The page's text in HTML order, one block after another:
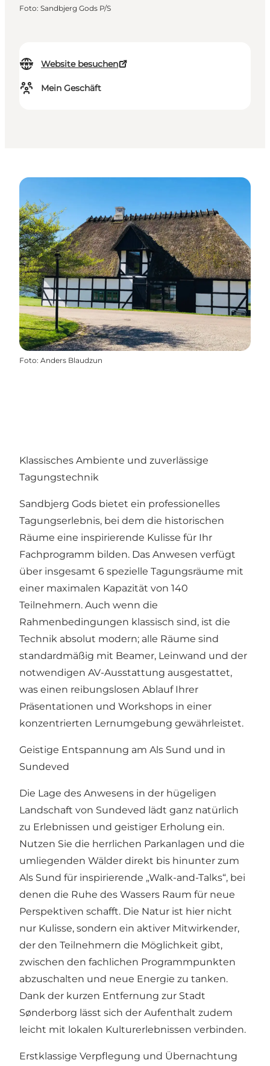
Website besuchen
Mein Geschäft
Foto: Sandbjerg Gods P/S
Foto: Anders Blaudzun
Klassisches Ambiente und zuverlässige
Tagungstechnik
Sandbjerg Gods bietet ein professionelles
Tagungserlebnis, bei dem die historischen
Räume eine inspirierende Kulisse für Ihr
Fachprogramm bilden. Das Anwesen verfügt
über insgesamt 6 spezielle Tagungsräume mit
einer maximalen Kapazität von 140
Teilnehmern. Auch wenn die
Rahmenbedingungen klassisch sind, ist die
Technik absolut modern; alle Räume sind
standardmäßig mit Beamer, Leinwand und der
notwendigen AV-Ausstattung ausgestattet,
was einen reibungslosen Ablauf Ihrer
Präsentationen und Workshops in einer
konzentrierten Lernumgebung gewährleistet.
Geistige Entspannung am Als Sund und in
Sundeved
Die Lage des Anwesens in der hügeligen
Landschaft von Sundeved lädt ganz natürlich
zu Erlebnissen und geistiger Erholung ein.
Nutzen Sie die herrlichen Parkanlagen und die
umliegenden Wälder direkt bis hinunter zum
Als Sund für inspirierende „Walk-and-Talks“, bei
denen die Ruhe des Wassers Raum für neue
Perspektiven schafft. Die Natur ist hier nicht
nur Kulisse, sondern ein aktiver Mitwirkender,
der den Teilnehmern die Möglichkeit gibt,
zwischen den fachlichen Programmpunkten
abzuschalten und neue Energie zu tanken.
Dank der kurzen Entfernung zur Stadt
Sønderborg lässt sich der Aufenthalt zudem
leicht mit lokalen Kulturerlebnissen verbinden.
Erstklassige Verpflegung und Übernachtung